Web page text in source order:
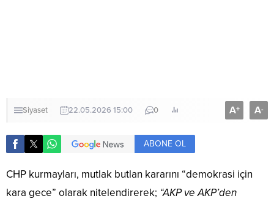
Siyaset 22.05.2026 15:00 0 A+ A-
ABONE OL
CHP kurmayları, mutlak butlan kararını “demokrasi için
kara gece” olarak nitelendirerek; “AKP ve AKP’den